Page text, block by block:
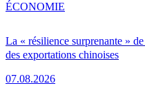
La « résilience surprenante »
des exportations chinoises
07.08.2026
ÉCONOMIE